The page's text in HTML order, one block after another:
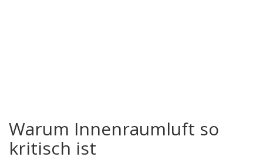
Warum Innenraumluft so
kritisch ist